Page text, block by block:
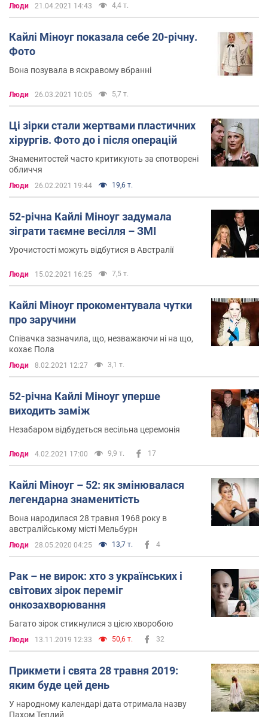
Люди 21.04.2021 14:43 4,4 т.
Кайлі Міноуг показала себе 20-річну.
Фото
Вона позувала в яскравому вбранні
Люди 26.03.2021 10:05 5,7 т.
Ці зірки стали жертвами пластичних
хірургів. Фото до і після операцій
Знаменитостей часто критикують за спотворені
обличчя
Люди 26.02.2021 19:44 19,6 т.
52-річна Кайлі Міноуг задумала
зіграти таємне весілля – ЗМІ
Урочистості можуть відбутися в Австралії
Люди 15.02.2021 16:25 7,5 т.
Кайлі Міноуг прокоментувала чутки
про заручини
Співачка зазначила, що, незважаючи ні на що,
кохає Пола
Люди 8.02.2021 12:27 3,1 т.
52-річна Кайлі Міноуг уперше
виходить заміж
Незабаром відбудеться весільна церемонія
Люди 4.02.2021 17:00 9,9 т. 17
Кайлі Міноуг – 52: як змінювалася
легендарна знаменитість
Вона народилася 28 травня 1968 року в
австралійському місті Мельбурн
Люди 28.05.2020 04:25 13,7 т. 4
Рак – не вирок: хто з українських і
світових зірок переміг
онкозахворювання
Багато зірок стикнулися з цією хворобою
Люди 13.11.2019 12:33 50,6 т. 32
Прикмети і свята 28 травня 2019:
яким буде цей день
У народному календарі дата отримала назву
Пахом Теплий